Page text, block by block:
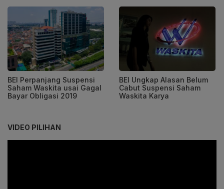
BEI Perpanjang Suspensi
Saham Waskita usai Gagal
Bayar Obligasi 2019
BEI Ungkap Alasan Belum
Cabut Suspensi Saham
Waskita Karya
VIDEO PILIHAN